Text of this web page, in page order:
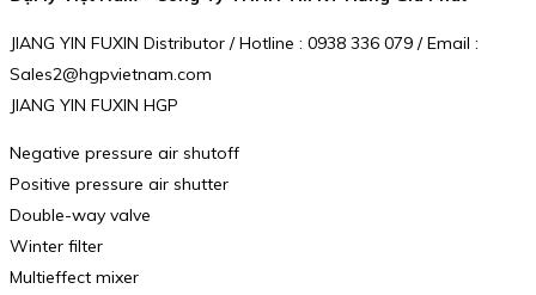
JIANG YIN FUXIN Distributor / Hotline : 0938 336 079 / Email :
Sales2@hgpvietnam.com
JIANG YIN FUXIN HGP
Negative pressure air shutoff
Positive pressure air shutter
Double-way valve
Winter filter
Multieffect mixer